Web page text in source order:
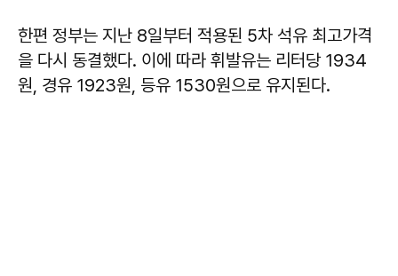
한편 정부는 지난 8일부터 적용된 5차 석유 최고가격
을 다시 동결했다. 이에 따라 휘발유는 리터당 1934
원, 경유 1923원, 등유 1530원으로 유지된다.